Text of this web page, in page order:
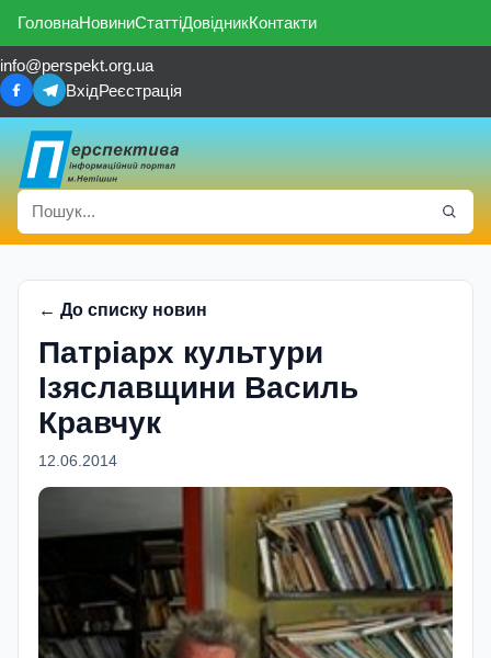
ГоловнаНовиниСтаттіДовідникКонтакти
info@perspekt.org.ua
ВхідРеєстрація
← До списку новин
Патрiарх культури
Ізяславщини Василь
Кравчук
12.06.2014